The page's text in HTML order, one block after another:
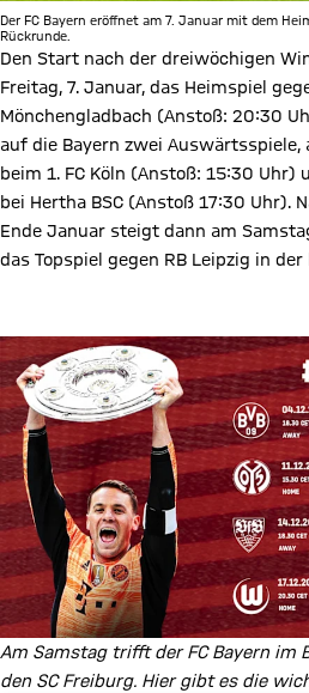
Der FC Bayern eröffnet am 7. Januar mit dem
Rückrunde.
Den Start nach der dreiwöchigen
Freitag, 7. Januar, das Heimspiel
Mönchengladbach (Anstoß: 20:30
auf die Bayern zwei Auswärtsspiele,
beim 1. FC Köln (Anstoß: 15:30 Uhr)
bei Hertha BSC (Anstoß 17:30 Uhr).
Ende Januar steigt dann am
das Topspiel gegen RB Leipzig in
Am Samstag trifft der FC Bayern im
den SC Freiburg. Hier gibt es die